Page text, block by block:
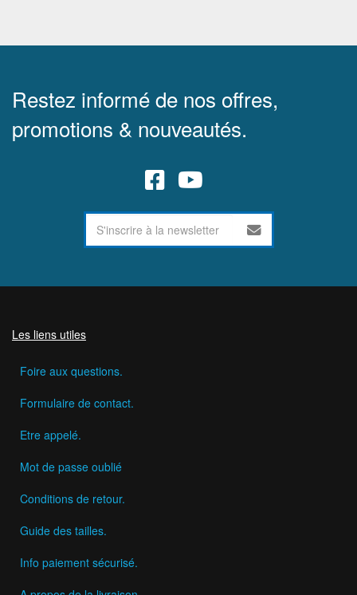
Restez informé de nos offres,
promotions & nouveautés.
Les liens utiles
Foire aux questions.
Formulaire de contact.
Etre appelé.
Mot de passe oublié
Conditions de retour.
Guide des tailles.
Info paiement sécurisé.